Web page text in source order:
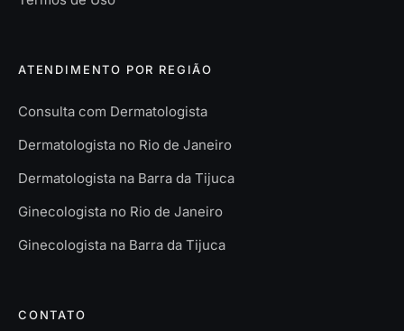
ATENDIMENTO POR REGIÃO
Consulta com Dermatologista
Dermatologista no Rio de Janeiro
Dermatologista na Barra da Tijuca
Ginecologista no Rio de Janeiro
Ginecologista na Barra da Tijuca
CONTATO